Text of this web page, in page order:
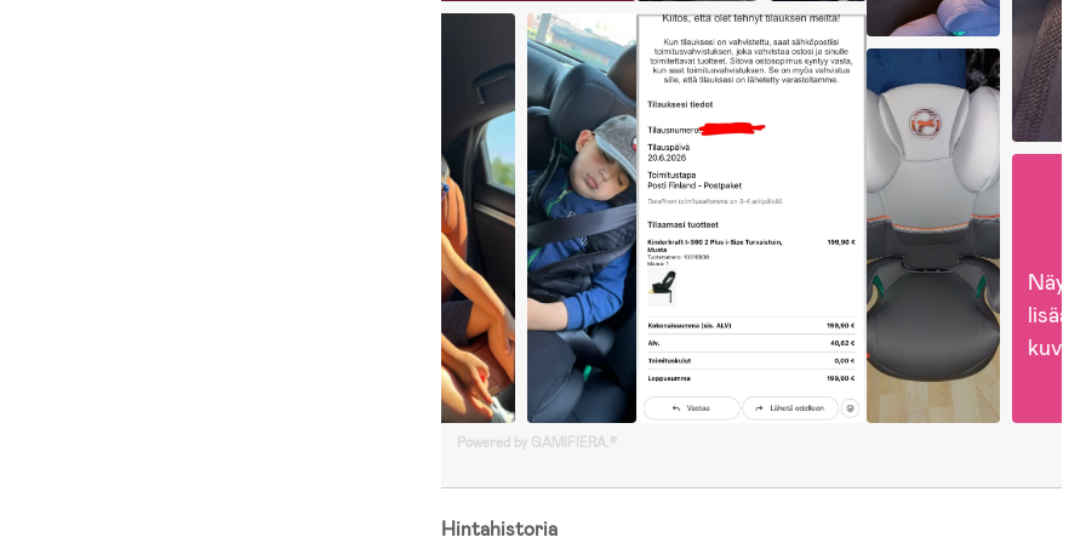
lisää
kuvia
Powered by GAMIFIERA.®
Hintahistoria